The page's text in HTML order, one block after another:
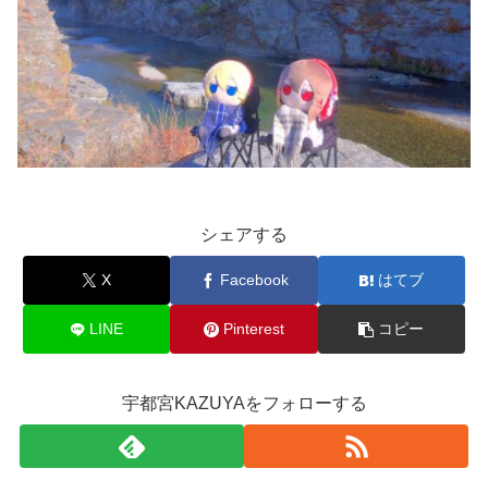
シェアする
X Facebook はてブ
LINE Pinterest コピー
宇都宮KAZUYAをフォローする